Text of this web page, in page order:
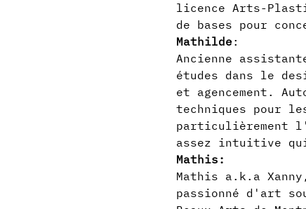
licence Arts-
de bases pour
Mathilde:
Ancienne
études dans le
et agencement.
techniques pour
particulièrement
assez intuitive
Mathis:
Mathis a.k.a
passionné d'art